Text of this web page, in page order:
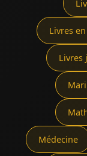
Livres
Livres
Médecine